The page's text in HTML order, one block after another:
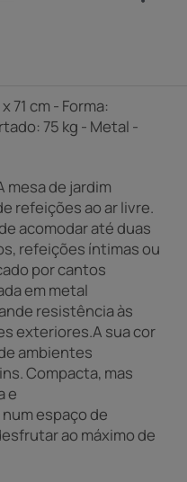
71 cm - Forma:
75 kg - Metal -
mesa de jardim
refeições ao ar livre.
acomodar até duas
refeições íntimas ou
por cantos
em metal
resistência às
exteriores.A sua cor
ambientes
Compacta, mas
e
espaço de
ao máximo de